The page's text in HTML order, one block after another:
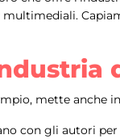
multimediali.
mette anche
con gli autori